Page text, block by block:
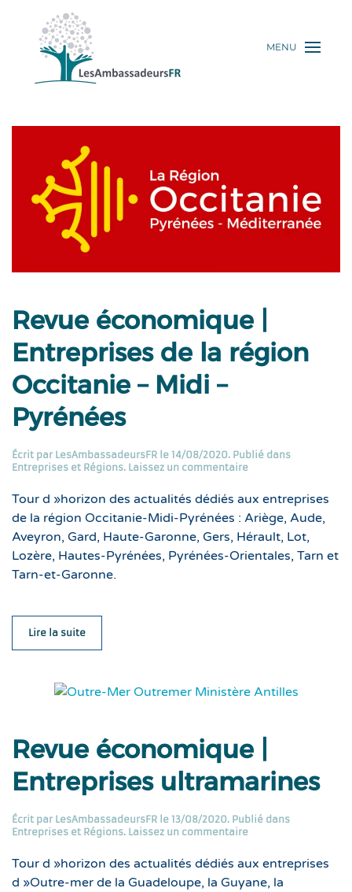
MENU
Revue économique |
Entreprises de la région
Occitanie – Midi –
Pyrénées
Écrit par LesAmbassadeursFR le 14/08/2020. Publié dans
Entreprises et Régions. Laissez un commentaire
Tour d »horizon des actualités dédiés aux entreprises
de la région Occitanie-Midi-Pyrénées : Ariège, Aude,
Aveyron, Gard, Haute-Garonne, Gers, Hérault, Lot,
Lozère, Hautes-Pyrénées, Pyrénées-Orientales, Tarn et
Tarn-et-Garonne.
Lire la suite
Revue économique |
Entreprises ultramarines
Écrit par LesAmbassadeursFR le 13/08/2020. Publié dans
Entreprises et Régions. Laissez un commentaire
Tour d »horizon des actualités dédiés aux entreprises
d »Outre-mer de la Guadeloupe, la Guyane, la